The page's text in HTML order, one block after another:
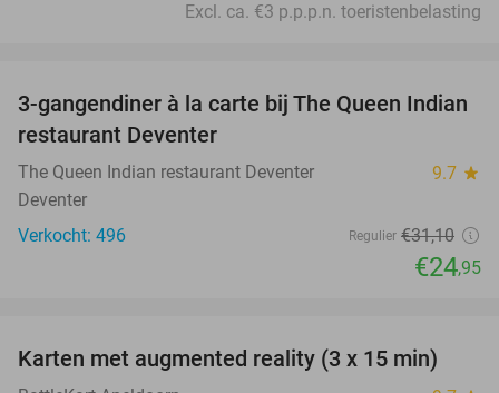
Excl. ca. €3 p.p.p.n. toeristenbelasting
20%
3-gangendiner à la carte bij The Queen Indian
restaurant Deventer
The Queen Indian restaurant Deventer 9.7 star
Deventer
Verkocht: 496
Regulier €31,10
€24,95
35%
Karten met augmented reality (3 x 15 min)